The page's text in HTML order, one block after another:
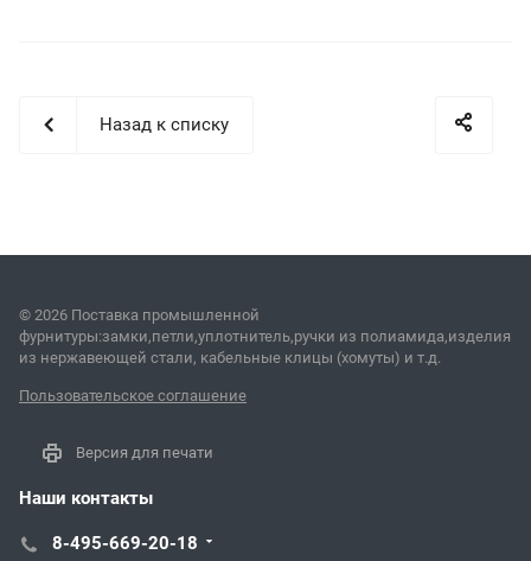
Назад к списку
© 2026 Поставка промышленной
фурнитуры:замки,петли,уплотнитель,ручки из полиамида,изделия
из нержавеющей стали, кабельные клицы (хомуты) и т.д.
Пользовательское соглашение
Версия для печати
Наши контакты
8-495-669-20-18